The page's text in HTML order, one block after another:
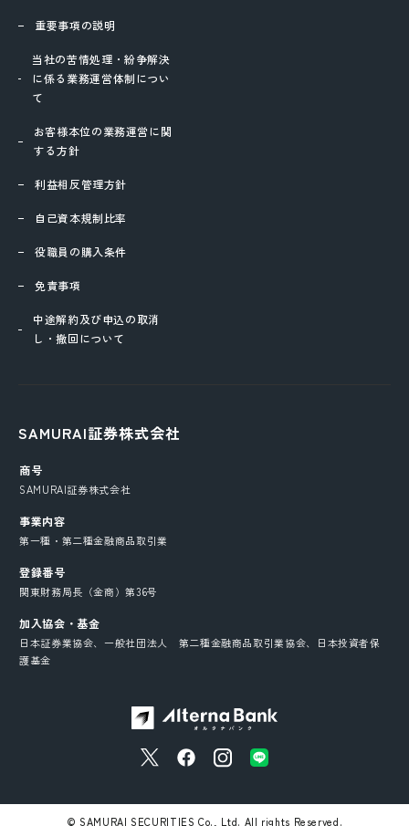
重要事項の説明
当社の苦情処理・紛争解決
に係る業務運営体制につい
て
お客様本位の業務運営に関
する方針
利益相反管理方針
自己資本規制比率
役職員の購入条件
免責事項
中途解約及び申込の取消
し・撤回について
SAMURAI証券株式会社
商号
SAMURAI証券株式会社
事業内容
第一種・第二種金融商品取引業
登録番号
関東財務局長（金商）第36号
加入協会・基金
日本証券業協会、一般社団法人 第二種金融商品取引業協会、日本投資者保
護基金
© SAMURAI SECURITIES Co., Ltd. All rights Reserved.